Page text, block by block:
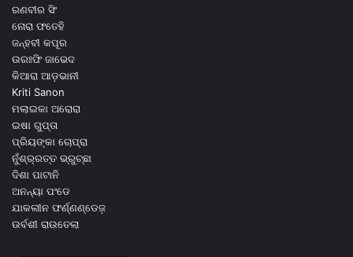
ରଣବୀର ସିଂ
ନୋରା ଫତେହି
ଜନ୍ହବୀ କପୂର
ଉରଃଫି ଜାଭେଦ
କିଆରା ଆଡ଼ଭାନୀ
Kriti Sanon
ମଲାଇକା ଅରୋରା
ଇଷା ଗୁପ୍ତା
ପ୍ରିୟଙ୍କା ଚୋପ୍ରା
ନୁଁଶ୍ର୍ରତ୍ତ ଭ୍ରୁଚ୍ଛା
ଦିଶା ପାଟାନି
ଅନନ୍ୟା ପଂଡେ
ଯାକଲୀନ ଫର୍ଣ୍ଣଣ୍ଡେଜ଼
ଉର୍ବଶୀ ରାଉତେଲା